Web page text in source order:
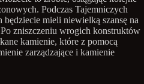
Podczas Tajemniczych
mieli niewielką szansę na
zniszczeniu wrogich konstruktów
kamienie, które z pomocą
zarządzające i kamienie